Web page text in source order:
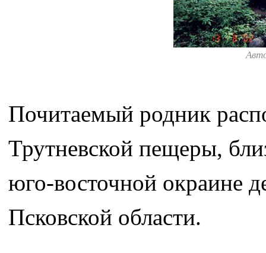
Почитаемый родник
Трутневской пещеры,
юго-восточной окраине
Псковской области.